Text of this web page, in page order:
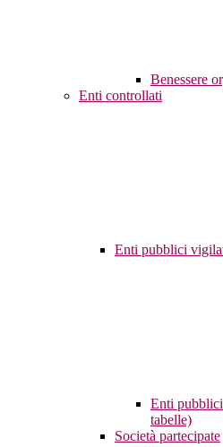
Benessere
Enti controllati
Enti pubblici
Enti
tabelle)
Società partecipate